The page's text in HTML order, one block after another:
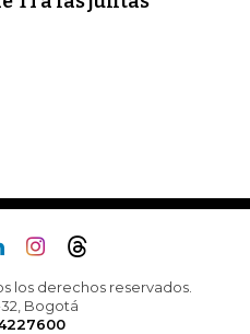
los derechos reservados.
32, Bogotá